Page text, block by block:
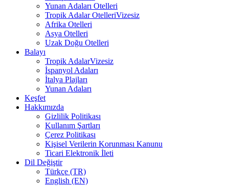
Yunan Adaları Otelleri
Tropik Adalar OtelleriVizesiz
Afrika Otelleri
Asya Otelleri
Uzak Doğu Otelleri
Balayı
Tropik AdalarVizesiz
İspanyol Adaları
İtalya Plajları
Yunan Adaları
Keşfet
Hakkımızda
Gizlilik Politikası
Kullanım Şartları
Çerez Politikası
Kişisel Verilerin Korunması Kanunu
Ticari Elektronik İleti
Dil Değiştir
Türkçe (TR)
English (EN)